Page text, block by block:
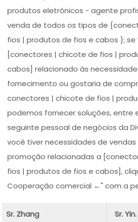
produtos eletrônicos - agente
venda de todos os tipos de
fios | produtos de fios e cabos };
[conectores | chicote de fios |
cabos] relacionado às
fornecimento ou gostaria de
conectores | chicote de fios |
podemos fornecer soluções, entre
seguinte pessoal de negócios da
você tiver necessidades de
promoção relacionadas a
fios | produtos de fios e cabos],
Cooperação comercial ←" com a
Sr. Zhang
Sr. Yin.